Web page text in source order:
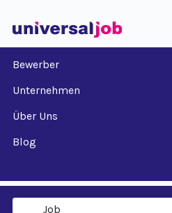
Bewerber
Unternehmen
Über Uns
Blog